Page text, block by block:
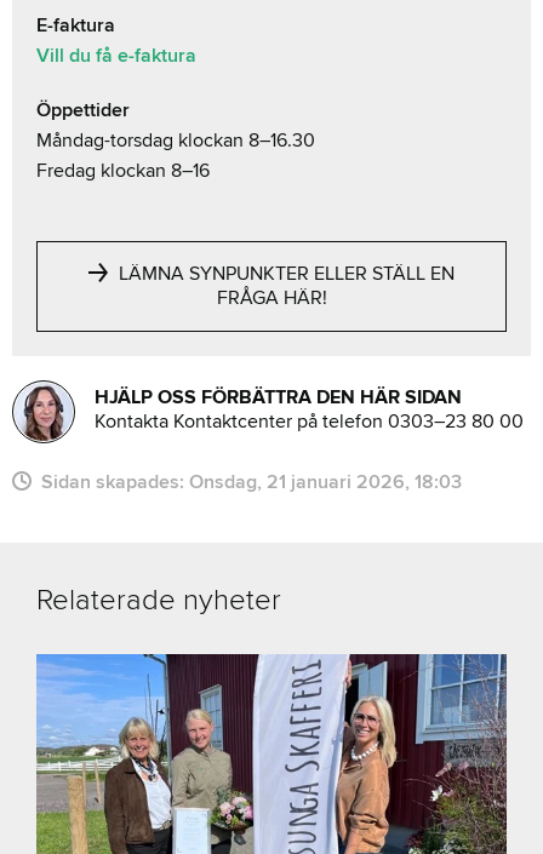
E-faktura
Vill du få e-faktura
Öppettider
Måndag-torsdag klockan 8–16.30
Fredag klockan 8–16
LÄMNA SYNPUNKTER ELLER STÄLL EN
FRÅGA HÄR!
HJÄLP OSS FÖRBÄTTRA DEN HÄR SIDAN
Kontakta Kontaktcenter på telefon 0303–23 80 00
Sidan skapades: onsdag, 21 januari 2026, 18:03
Relaterade nyheter